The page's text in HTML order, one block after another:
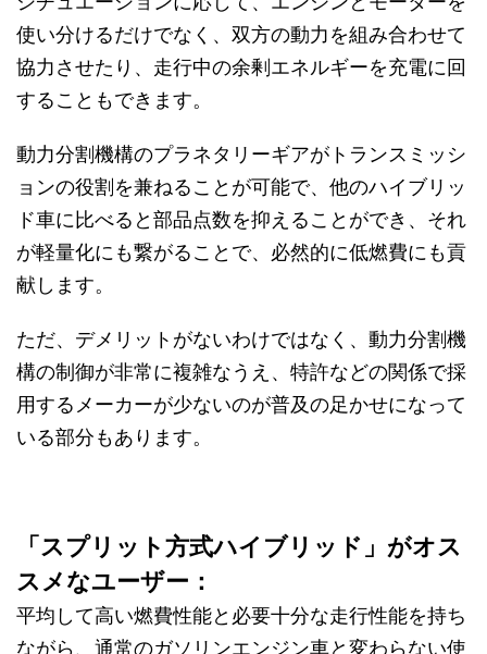
使い分けるだけでなく、双方の動力を組み合わせて
協力させたり、走行中の余剰エネルギーを充電に回
することもできます。
動力分割機構のプラネタリーギアがトランスミッシ
ョンの役割を兼ねることが可能で、他のハイブリッ
ド車に比べると部品点数を抑えることができ、それ
が軽量化にも繋がることで、必然的に低燃費にも貢
献します。
ただ、デメリットがないわけではなく、動力分割機
構の制御が非常に複雑なうえ、特許などの関係で採
用するメーカーが少ないのが普及の足かせになって
いる部分もあります。
「スプリット方式ハイブリッド」がオス
スメなユーザー：
平均して高い燃費性能と必要十分な走行性能を持ち
ながら、通常のガソリンエンジン車と変わらない使